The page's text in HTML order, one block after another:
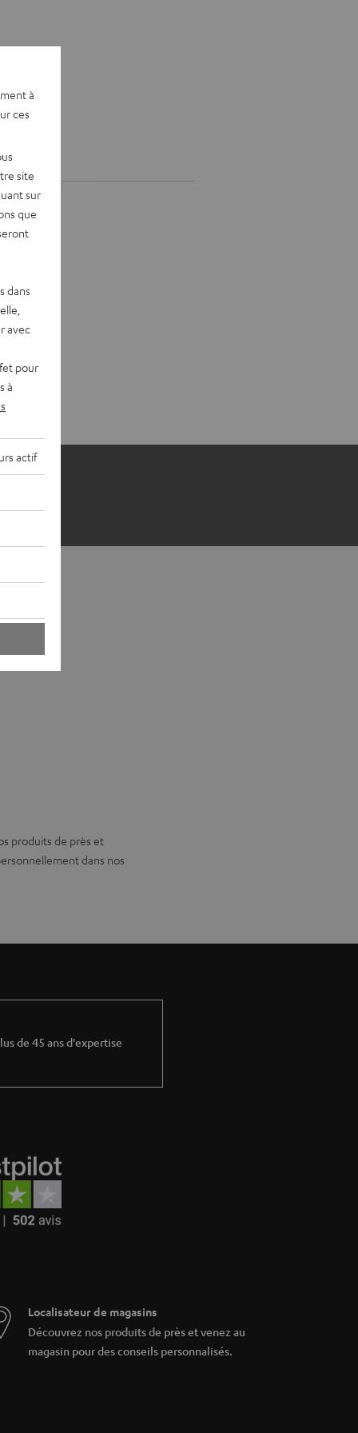
produits de près et
dans nos
de 45 ans d'expertise
Localisateur de magasins
Découvrez nos produits de près et venez au
magasin pour des conseils personnalisés.
à
ces
site
sur
que
dans
avec
pour
à
actif